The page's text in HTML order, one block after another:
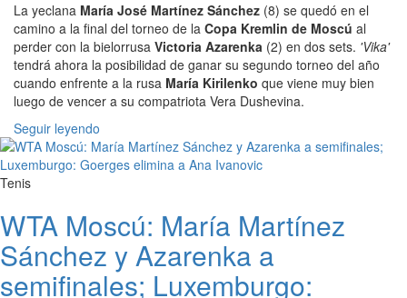
La yeclana María José Martínez Sánchez (8) se quedó en el
camino a la final del torneo de la Copa Kremlin de Moscú al
perder con la bielorrusa Victoria Azarenka (2) en dos sets. 'Vika'
tendrá ahora la posibilidad de ganar su segundo torneo del año
cuando enfrente a la rusa María Kirilenko que viene muy bien
luego de vencer a su compatriota Vera Dushevina.
Seguir leyendo
Tenis
WTA Moscú: María Martínez
Sánchez y Azarenka a
semifinales; Luxemburgo: